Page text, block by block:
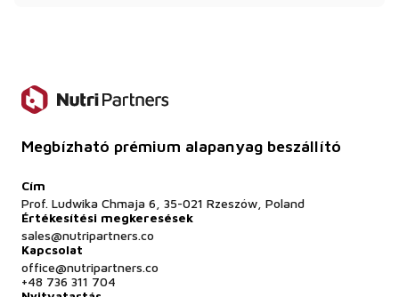
Igen - A metionint széles körben használják
állatgyógyászati termékekben az állatok
Megbízható prémium alapanyag beszállító
Cím
Prof. Ludwika Chmaja 6, 35-021 Rzeszów, Poland
Értékesítési megkeresések
sales@nutripartners.co
Kapcsolat
office@nutripartners.co
+48 736 311 704